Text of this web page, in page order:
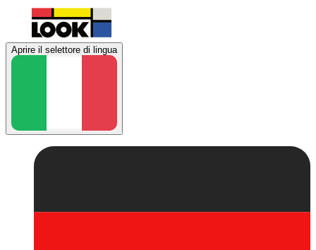
Aprire il selettore di lingua